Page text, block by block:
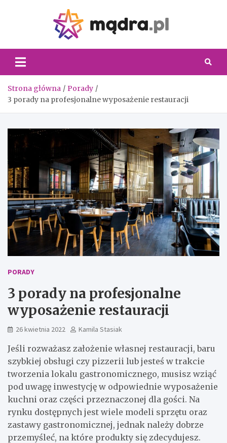
Strona główna
Porady
3 porady na profesjonalne wyposażenie restauracji
PORADY
3 porady na profesjonalne
wyposażenie restauracji
26 kwietnia 2022 Kamila Stasiak
Jeśli rozważasz założenie własnej restauracji, baru
szybkiej obsługi czy pizzerii lub jesteś w trakcie
tworzenia lokalu gastronomicznego, musisz wziąć
pod uwagę inwestycję w odpowiednie wyposażenie
kuchni oraz części przeznaczonej dla gości. Na
rynku dostępnych jest wiele modeli sprzętu oraz
zastawy gastronomicznej, jednak należy dobrze
przemyśleć, na które produkty się zdecydujesz.